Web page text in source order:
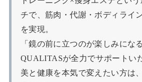
チで、筋肉・代謝・ボディライ
を実現。
「鏡の前に立つのが楽しみにな
QUALITASが全力でサポートい
美と健康を本気で変えたい方は